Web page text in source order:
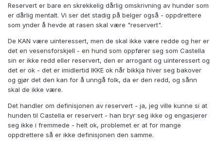
Reservert er bare en skrekkelig dårlig omskrivning av hunder som
er dårlig mentalt. Vi ser det stadig på belger også - oppdrettere
som ynder å hevde at rasen skal være "reservert".
De KAN være uinteressert, men de skal ikke være redde og her er
det en vesensforskjell - en hund som oppfører seg som Castella
sin er ikke redd eller reservert, den er arrogant og uinteressert og
det er ok - det er imidlertid IKKE ok når bikkja hiver seg bakover
og gjør det den kan for å unngå folk, da er den redd, og sånn
skal de ikke være.
Det handler om definisjonen av reservert - ja, jeg ville kunne si at
hunden til Castella er reservert - han bryr seg ikke og engasjerer
seg ikke i fremmede - helt ok, problemet er at for mange
oppdrettere så er ikke definisjonen den samme.